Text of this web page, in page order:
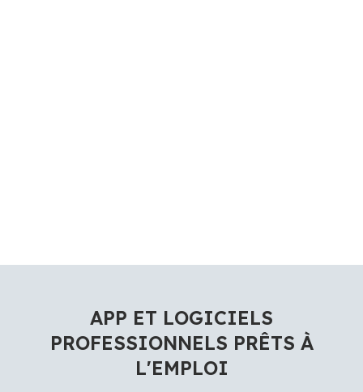
APP ET LOGICIELS
PROFESSIONNELS PRÊTS À
L'EMPLOI